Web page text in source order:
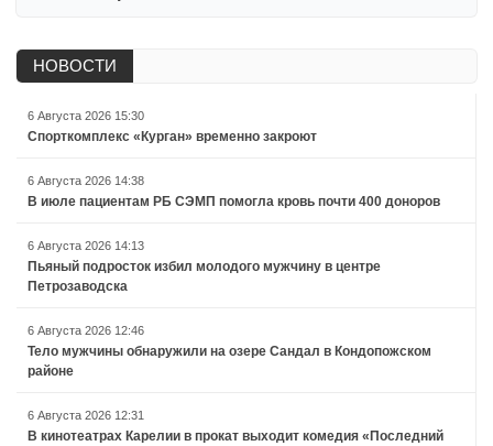
НОВОСТИ
6 Августа 2026 15:30
Спорткомплекс «Курган» временно закроют
6 Августа 2026 14:38
В июле пациентам РБ СЭМП помогла кровь почти 400 доноров
6 Августа 2026 14:13
Пьяный подросток избил молодого мужчину в центре
Петрозаводска
6 Августа 2026 12:46
Тело мужчины обнаружили на озере Сандал в Кондопожском
районе
6 Августа 2026 12:31
В кинотеатрах Карелии в прокат выходит комедия «Последний